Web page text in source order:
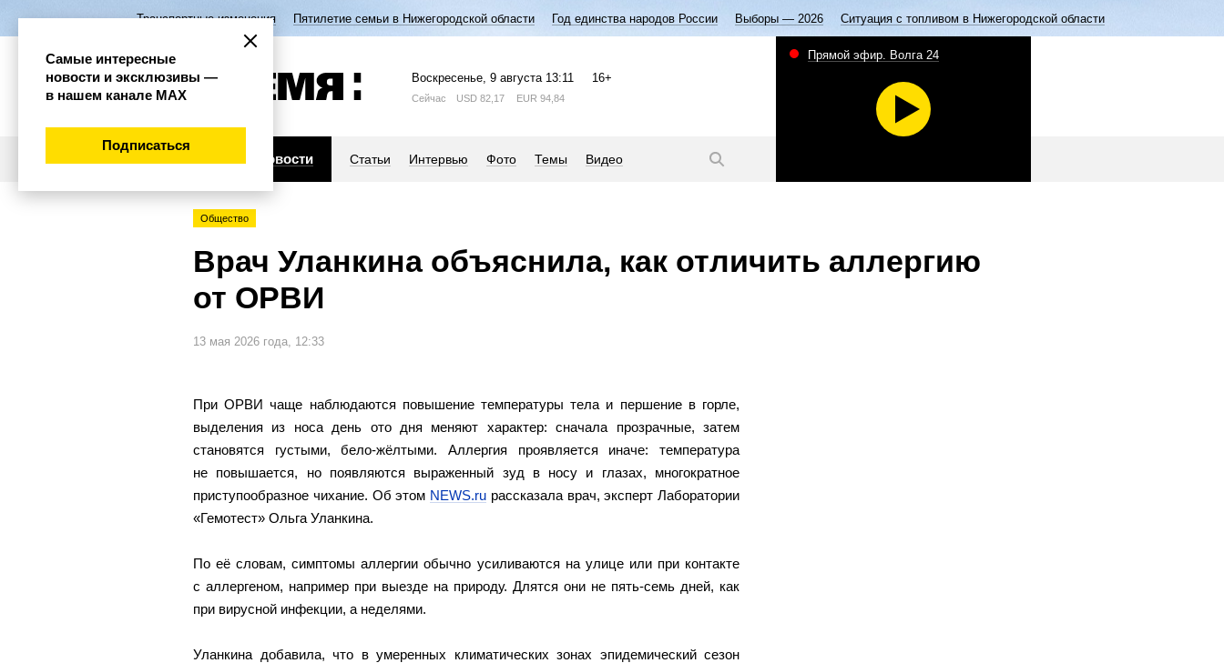
Транспортные изменения Пятилетие семьи в Нижегородской области Год единства народов России Выборы — 2026 Ситуация с топливом в Нижегородской области
Воскресенье, 9 августа 13:11 16+
Сейчас USD 82,17 EUR 94,84
Новости Статьи Интервью Фото Темы Видео
Прямой эфир. Волга 24
Общество
Врач Уланкина объяснила, как отличить аллергию
от ОРВИ
13 мая 2026 года, 12:33
При ОРВИ чаще наблюдаются повышение температуры тела и першение в горле,
выделения из носа день ото дня меняют характер: сначала прозрачные, затем
становятся густыми, бело-жёлтыми. Аллергия проявляется иначе: температура
не повышается, но появляются выраженный зуд в носу и глазах, многократное
приступообразное чихание. Об этом NEWS.ru рассказала врач, эксперт Лаборатории
«Гемотест» Ольга Уланкина.
По её словам, симптомы аллергии обычно усиливаются на улице или при контакте
с аллергеном, например при выезде на природу. Длятся они не пять-семь дней, как
при вирусной инфекции, а неделями.
Уланкина добавила, что в умеренных климатических зонах эпидемический сезон
Самые интересные
новости и эксклюзивы —
в нашем канале МАХ
Подписаться